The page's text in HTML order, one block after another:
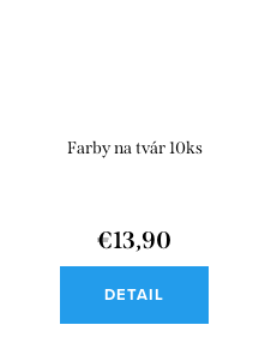
Farby na tvár 10ks
€13,90
DETAIL